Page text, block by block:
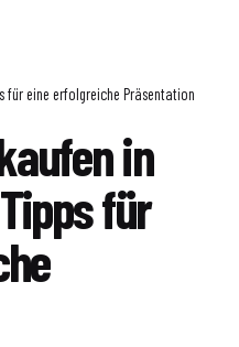
für eine erfolgreiche Präsentation
in
für